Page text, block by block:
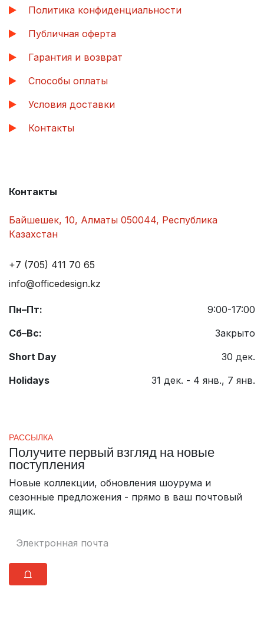
Политика конфиденциальности
Публичная оферта
Гарантия и возврат
Способы оплаты
Условия доставки
Контакты
Контакты
Байшешек, 10, Алматы 050044, Республика
Казахстан
+7 (705) 411 70 65
info@officedesign.kz
Пн–Пт:
9:00-17:00
Сб–Вс:
Закрыто
Short Day
30 дек.
Holidays
31 дек. - 4 янв., 7 янв.
РАССЫЛКА
Получите первый взгляд на новые
поступления
Новые коллекции, обновления шоурума и
сезонные предложения - прямо в ваш почтовый
ящик.
⩍